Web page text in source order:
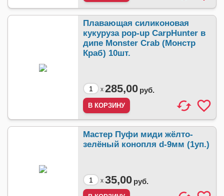
Плавающая силиконовая
кукуруза pop-up CarpHunter в
дипе Monster Crab (Монстр
Краб) 10шт.
x 285,00 руб.
Мастер Пуфи миди жёлто-
зелёный конопля d-9мм (1уп.)
x 35,00 руб.